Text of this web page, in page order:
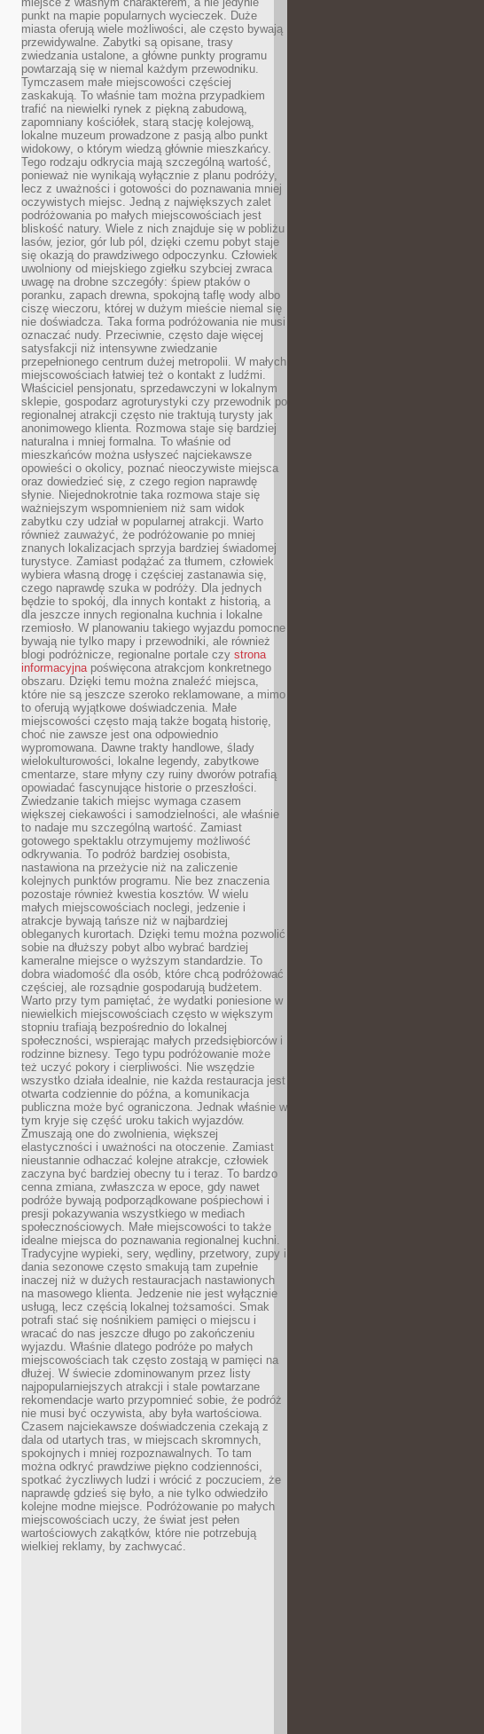
punkt na mapie popularnych wycieczek. Duże
miasta oferują wiele możliwości, ale często bywają
przewidywalne. Zabytki są opisane, trasy
zwiedzania ustalone, a główne punkty programu
powtarzają się w niemal każdym przewodniku.
Tymczasem małe miejscowości częściej
zaskakują. To właśnie tam można przypadkiem
trafić na niewielki rynek z piękną zabudową,
zapomniany kościółek, starą stację kolejową,
lokalne muzeum prowadzone z pasją albo punkt
widokowy, o którym wiedzą głównie mieszkańcy.
Tego rodzaju odkrycia mają szczególną wartość,
ponieważ nie wynikają wyłącznie z planu podróży,
lecz z uważności i gotowości do poznawania mniej
oczywistych miejsc. Jedną z największych zalet
podróżowania po małych miejscowościach jest
bliskość natury. Wiele z nich znajduje się w pobliżu
lasów, jezior, gór lub pól, dzięki czemu pobyt staje
się okazją do prawdziwego odpoczynku. Człowiek
uwolniony od miejskiego zgiełku szybciej zwraca
uwagę na drobne szczegóły: śpiew ptaków o
poranku, zapach drewna, spokojną taflę wody albo
ciszę wieczoru, której w dużym mieście niemal się
nie doświadcza. Taka forma podróżowania nie musi
oznaczać nudy. Przeciwnie, często daje więcej
satysfakcji niż intensywne zwiedzanie
przepełnionego centrum dużej metropolii. W małych
miejscowościach łatwiej też o kontakt z ludźmi.
Właściciel pensjonatu, sprzedawczyni w lokalnym
sklepie, gospodarz agroturystyki czy przewodnik po
regionalnej atrakcji często nie traktują turysty jak
anonimowego klienta. Rozmowa staje się bardziej
naturalna i mniej formalna. To właśnie od
mieszkańców można usłyszeć najciekawsze
opowieści o okolicy, poznać nieoczywiste miejsca
oraz dowiedzieć się, z czego region naprawdę
słynie. Niejednokrotnie taka rozmowa staje się
ważniejszym wspomnieniem niż sam widok
zabytku czy udział w popularnej atrakcji. Warto
również zauważyć, że podróżowanie po mniej
znanych lokalizacjach sprzyja bardziej świadomej
turystyce. Zamiast podążać za tłumem, człowiek
wybiera własną drogę i częściej zastanawia się,
czego naprawdę szuka w podróży. Dla jednych
będzie to spokój, dla innych kontakt z historią, a
dla jeszcze innych regionalna kuchnia i lokalne
rzemiosło. W planowaniu takiego wyjazdu pomocne
bywają nie tylko mapy i przewodniki, ale również
blogi podróżnicze, regionalne portale czy strona
informacyjnapoświęcona atrakcjom konkretnego
obszaru. Dzięki temu można znaleźć miejsca,
które nie są jeszcze szeroko reklamowane, a mimo
to oferują wyjątkowe doświadczenia. Małe
miejscowości często mają także bogatą historię,
choć nie zawsze jest ona odpowiednio
wypromowana. Dawne trakty handlowe, ślady
wielokulturowości, lokalne legendy, zabytkowe
cmentarze, stare młyny czy ruiny dworów potrafią
opowiadać fascynujące historie o przeszłości.
Zwiedzanie takich miejsc wymaga czasem
większej ciekawości i samodzielności, ale właśnie
to nadaje mu szczególną wartość. Zamiast
gotowego spektaklu otrzymujemy możliwość
odkrywania. To podróż bardziej osobista,
nastawiona na przeżycie niż na zaliczenie
kolejnych punktów programu. Nie bez znaczenia
pozostaje również kwestia kosztów. W wielu
małych miejscowościach noclegi, jedzenie i
atrakcje bywają tańsze niż w najbardziej
obleganych kurortach. Dzięki temu można pozwolić
sobie na dłuższy pobyt albo wybrać bardziej
kameralne miejsce o wyższym standardzie. To
dobra wiadomość dla osób, które chcą podróżować
częściej, ale rozsądnie gospodarują budżetem.
Warto przy tym pamiętać, że wydatki poniesione w
niewielkich miejscowościach często w większym
stopniu trafiają bezpośrednio do lokalnej
społeczności, wspierając małych przedsiębiorców i
rodzinne biznesy. Tego typu podróżowanie może
też uczyć pokory i cierpliwości. Nie wszędzie
wszystko działa idealnie, nie każda restauracja jest
otwarta codziennie do późna, a komunikacja
publiczna może być ograniczona. Jednak właśnie w
tym kryje się część uroku takich wyjazdów.
Zmuszają one do zwolnienia, większej
elastyczności i uważności na otoczenie. Zamiast
nieustannie odhaczać kolejne atrakcje, człowiek
zaczyna być bardziej obecny tu i teraz. To bardzo
cenna zmiana, zwłaszcza w epoce, gdy nawet
podróże bywają podporządkowane pośpiechowi i
presji pokazywania wszystkiego w mediach
społecznościowych. Małe miejscowości to także
idealne miejsca do poznawania regionalnej kuchni.
Tradycyjne wypieki, sery, wędliny, przetwory, zupy i
dania sezonowe często smakują tam zupełnie
inaczej niż w dużych restauracjach nastawionych
na masowego klienta. Jedzenie nie jest wyłącznie
usługą, lecz częścią lokalnej tożsamości. Smak
potrafi stać się nośnikiem pamięci o miejscu i
wracać do nas jeszcze długo po zakończeniu
wyjazdu. Właśnie dlatego podróże po małych
miejscowościach tak często zostają w pamięci na
dłużej. W świecie zdominowanym przez listy
najpopularniejszych atrakcji i stale powtarzane
rekomendacje warto przypomnieć sobie, że podróż
nie musi być oczywista, aby była wartościowa.
Czasem najciekawsze doświadczenia czekają z
dala od utartych tras, w miejscach skromnych,
spokojnych i mniej rozpoznawalnych. To tam
można odkryć prawdziwe piękno codzienności,
spotkać życzliwych ludzi i wrócić z poczuciem, że
naprawdę gdzieś się było, a nie tylko odwiedziło
kolejne modne miejsce. Podróżowanie po małych
miejscowościach uczy, że świat jest pełen
wartościowych zakątków, które nie potrzebują
wielkiej reklamy, by zachwycać.